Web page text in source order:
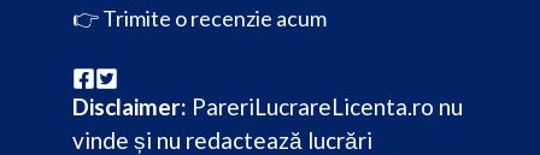
👉Trimite o recenzie acum
Disclaimer: PareriLucrareLicenta.ro nu
vinde și nu redactează lucrări